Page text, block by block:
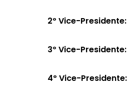
2º Vice-Presidente:
3º Vice-Presidente:
4º Vice-Presidente: